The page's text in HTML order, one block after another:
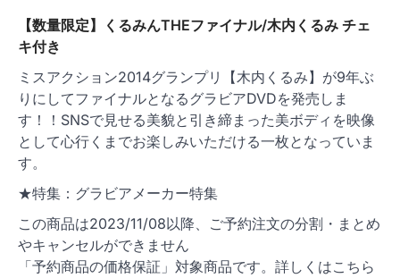
ョ
ン
【数量限定】くるみんTHEファイナル/木内くるみ チェ
キ付き
ミスアクション2014グランプリ【木内くるみ】が9年ぶ
りにしてファイナルとなるグラビアDVDを発売しま
す！！SNSで見せる美貌と引き締まった美ボディを映像
として心行くまでお楽しみいただける一枚となっていま
す。
★特集：グラビアメーカー特集
この商品は2023/11/08以降、ご予約注文の分割・まとめ
やキャンセルができません
「予約商品の価格保証」対象商品です。詳しくはこちら